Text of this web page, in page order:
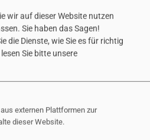
wir auf dieser Website nutzen
Sie haben das Sagen!
die Dienste, wie Sie es für richtig
Sie bitte unsere
externen Plattformen zur
dieser Website.